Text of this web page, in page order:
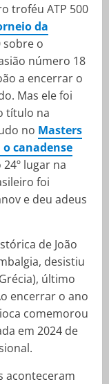
troféu ATP 500
da
sobre o
número 18
a encerrar o
Mas ele foi
título na
no Masters
canadense
lugar na
foi
e deu adeus
de João
desistiu
último
encerrar o ano
comemorou
em 2024 de
aconteceram